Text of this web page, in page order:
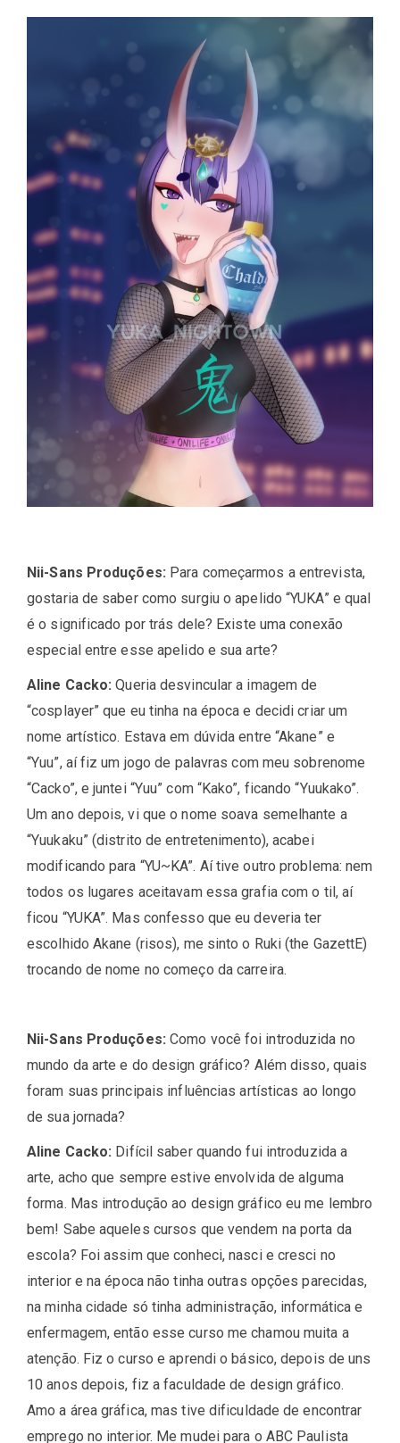
Nii-Sans Produções: Para começarmos a entrevista,
gostaria de saber como surgiu o apelido “YUKA” e qual
é o significado por trás dele? Existe uma conexão
especial entre esse apelido e sua arte?
Aline Cacko: Queria desvincular a imagem de
“cosplayer” que eu tinha na época e decidi criar um
nome artístico. Estava em dúvida entre “Akane” e
“Yuu”, aí fiz um jogo de palavras com meu sobrenome
“Cacko”, e juntei “Yuu” com “Kako”, ficando “Yuukako”.
Um ano depois, vi que o nome soava semelhante a
“Yuukaku” (distrito de entretenimento), acabei
modificando para “YU~KA”. Aí tive outro problema: nem
todos os lugares aceitavam essa grafia com o til, aí
ficou “YUKA”. Mas confesso que eu deveria ter
escolhido Akane (risos), me sinto o Ruki (the GazettE)
trocando de nome no começo da carreira.
Nii-Sans Produções: Como você foi introduzida no
mundo da arte e do design gráfico? Além disso, quais
foram suas principais influências artísticas ao longo
de sua jornada?
Aline Cacko: Difícil saber quando fui introduzida a
arte, acho que sempre estive envolvida de alguma
forma. Mas introdução ao design gráfico eu me lembro
bem! Sabe aqueles cursos que vendem na porta da
escola? Foi assim que conheci, nasci e cresci no
interior e na época não tinha outras opções parecidas,
na minha cidade só tinha administração, informática e
enfermagem, então esse curso me chamou muita a
atenção. Fiz o curso e aprendi o básico, depois de uns
10 anos depois, fiz a faculdade de design gráfico.
Amo a área gráfica, mas tive dificuldade de encontrar
emprego no interior. Me mudei para o ABC Paulista